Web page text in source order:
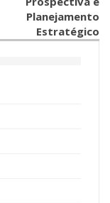
Planejamento
Estratégico